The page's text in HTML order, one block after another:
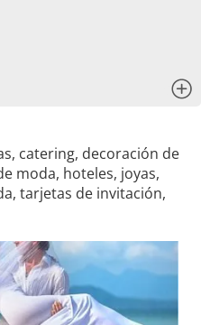
catering, decoración de
moda, hoteles, joyas,
tarjetas de invitación,